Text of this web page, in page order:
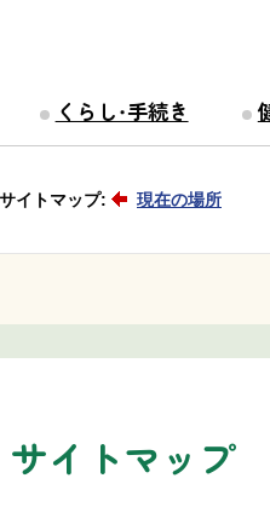
くらし・手続き
サイトマップ: 現在の場所
サイトマップ